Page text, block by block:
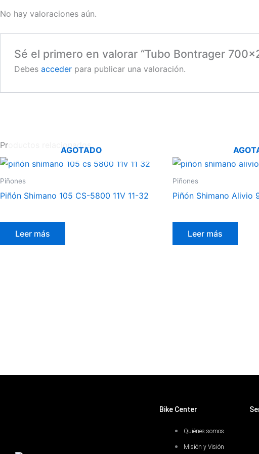
No hay valoraciones aún.
Sé el primero en valorar “Tubo Bontrager
Debes accederpara publicar una valoración.
Productos relacionados
AGOTADO
Piñones
Piñón Shimano 105 CS-5800 11V 11-32
Leer más
Piñones
Piñón Shimano Alivio
Leer más
Bike Center
Quiénes somos
Misión y Visión